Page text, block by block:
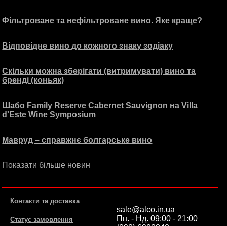
Фільтроване та нефільтроване вино. Яке краще?
Відповідне вино до кожного знаку зодіаку
Скільки можна зберігати (витримувати) вино та
бренді (коньяк)
Шабо Family Reserve Cabernet Sauvignon на Villa
d'Este Wine Symposium
Мавруд – справжнє болгарське вино
Показати більше новин
Контакти та доставка
Статус замовлення
sale@alco.in.ua
Пн. - Нд. 09:00 - 21:00